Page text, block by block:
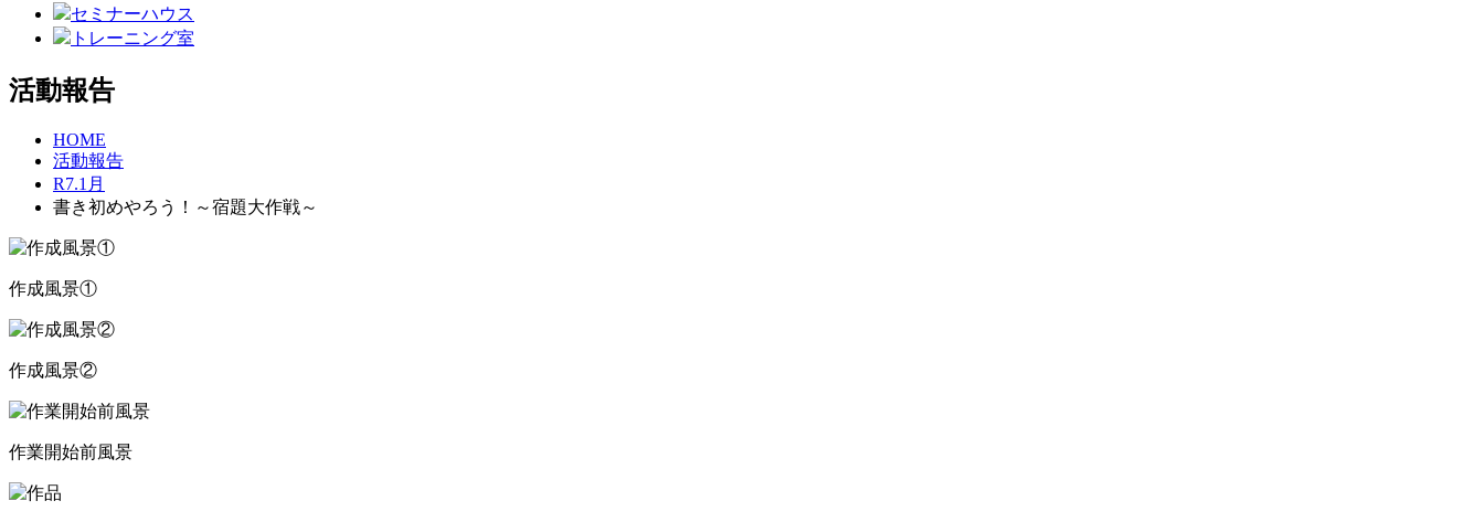
セミナーハウス
トレーニング室
活動報告
HOME
活動報告
R7.1月
書き初めやろう！～宿題大作戦～
作成風景①
作成風景②
作業開始前風景